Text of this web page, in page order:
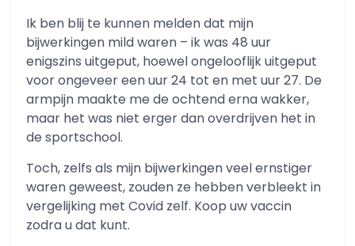
Ik ben blij te kunnen melden dat mijn
bijwerkingen mild waren – ik was 48 uur
enigszins uitgeput, hoewel ongelooflijk uitgeput
voor ongeveer een uur 24 tot en met uur 27. De
armpijn maakte me de ochtend erna wakker,
maar het was niet erger dan overdrijven het in
de sportschool.
Toch, zelfs als mijn bijwerkingen veel ernstiger
waren geweest, zouden ze hebben verbleekt in
vergelijking met Covid zelf. Koop uw vaccin
zodra u dat kunt.